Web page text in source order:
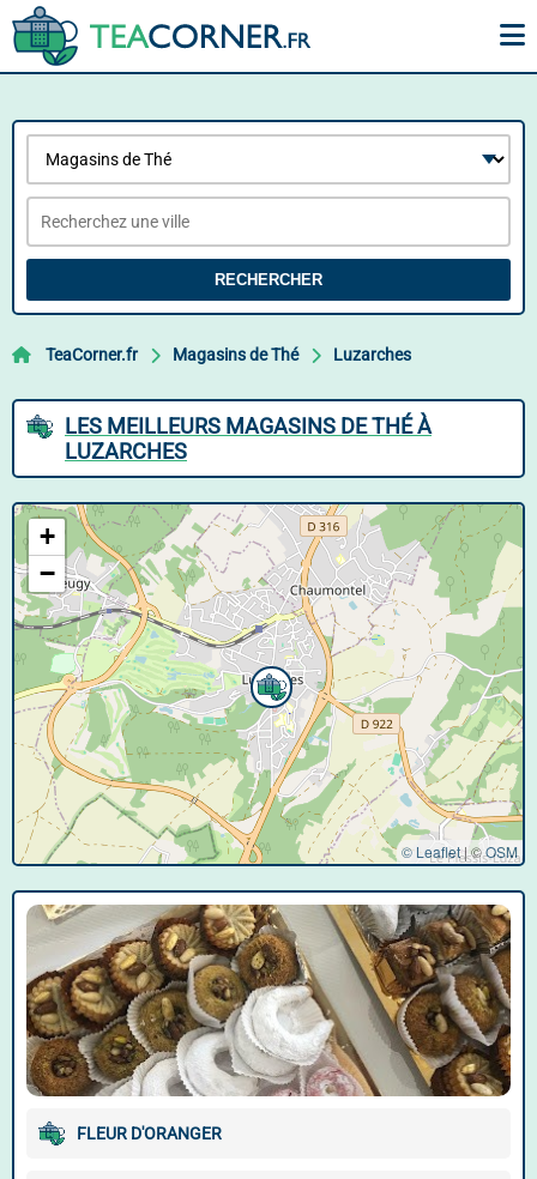
RECHERCHER
TeaCorner.fr Magasins de Thé Luzarches
LES MEILLEURS MAGASINS DE THÉ À
LUZARCHES
+
−
© Leaflet |©OSM
FLEUR D'ORANGER